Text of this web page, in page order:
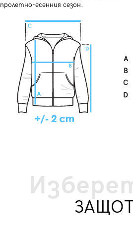
пролетно-есенния сезон.
A
B
C
D